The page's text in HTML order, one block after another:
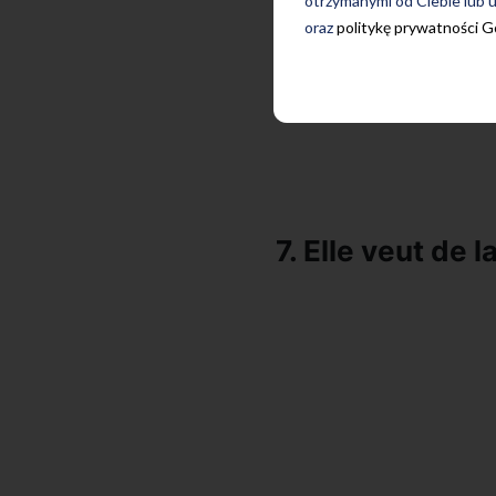
orazpolitykę prywatności
7. Elle veut de